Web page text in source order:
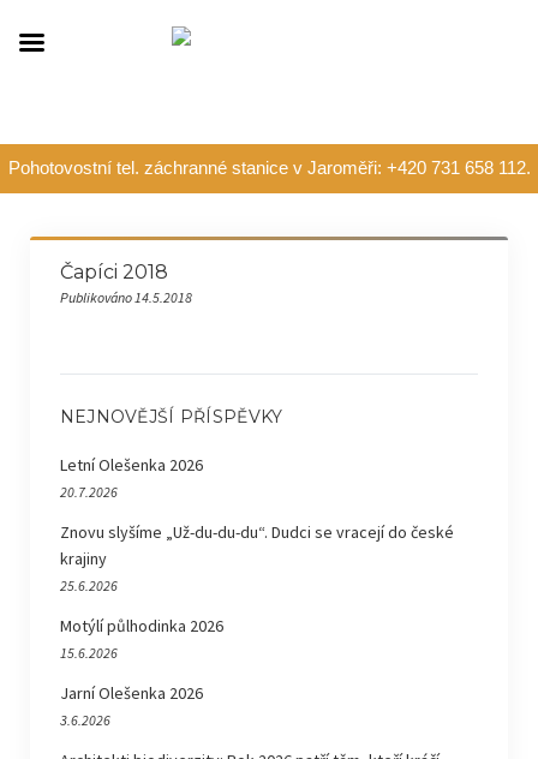
Pohotovostní tel. záchranné stanice v Jaroměři: +420 731 658 112.
Čapíci 2018
Publikováno 14.5.2018
NEJNOVĚJŠÍ PŘÍSPĚVKY
Letní Olešenka 2026
20.7.2026
Znovu slyšíme „Už-du-du-du“. Dudci se vracejí do české
krajiny
25.6.2026
Motýlí půlhodinka 2026
15.6.2026
Jarní Olešenka 2026
3.6.2026